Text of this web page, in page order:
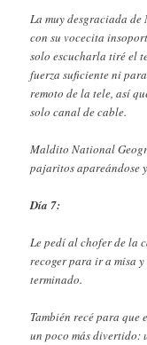
La muy desgraciada de
con su vocecita
solo escucharla tiré el
fuerza suficiente ni
remoto de la tele, así
solo canal de cable.
Maldito National
pajaritos apareándose
Día 7:
Le pedí al chofer de la
recoger para ir a misa
terminado.
También recé para que
un poco más divertido: